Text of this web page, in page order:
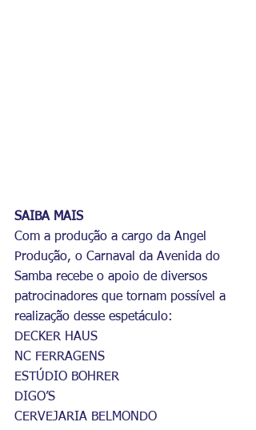
SAIBA MAIS
Com a produção a cargo da Angel
Produção, o Carnaval da Avenida do
Samba recebe o apoio de diversos
patrocinadores que tornam possível a
realização desse espetáculo:
DECKER HAUS
NC FERRAGENS
ESTÚDIO BOHRER
DIGO’S
CERVEJARIA BELMONDO